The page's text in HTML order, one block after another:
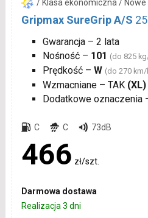
/ Klasa ekonomiczna /
Gripmax SureGrip A/S
Gwarancja – 2 lata
Nośność – 101 (do 825
Prędkość – W (do 270 km/
Wzmacniane – TAK (XL)
Dodatkowe oznaczenia
C C 73dB
466 zł/szt.
Darmowa dostawa
Realizacja 3 dni